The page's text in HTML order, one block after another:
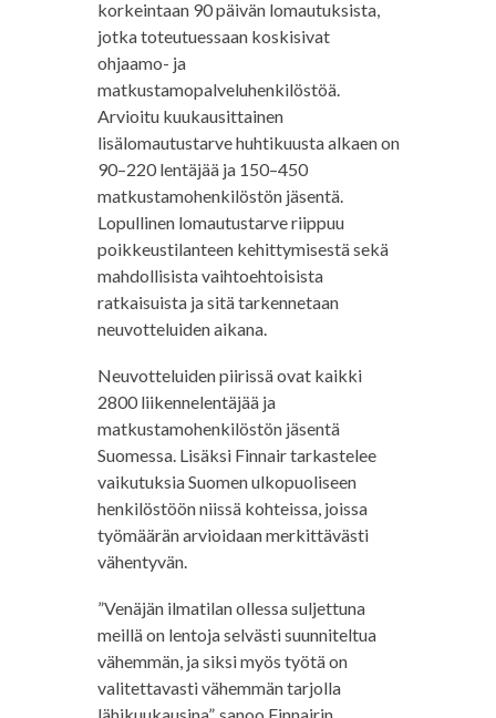
korkeintaan 90 päivän lomautuksista,
jotka toteutuessaan koskisivat
ohjaamo- ja
matkustamopalveluhenkilöstöä.
Arvioitu kuukausittainen
lisälomautustarve huhtikuusta alkaen on
90–220 lentäjää ja 150–450
matkustamohenkilöstön jäsentä.
Lopullinen lomautustarve riippuu
poikkeustilanteen kehittymisestä sekä
mahdollisista vaihtoehtoisista
ratkaisuista ja sitä tarkennetaan
neuvotteluiden aikana.
Neuvotteluiden piirissä ovat kaikki
2800 liikennelentäjää ja
matkustamohenkilöstön jäsentä
Suomessa. Lisäksi Finnair tarkastelee
vaikutuksia Suomen ulkopuoliseen
henkilöstöön niissä kohteissa, joissa
työmäärän arvioidaan merkittävästi
vähentyvän.
”Venäjän ilmatilan ollessa suljettuna
meillä on lentoja selvästi suunniteltua
vähemmän, ja siksi myös työtä on
valitettavasti vähemmän tarjolla